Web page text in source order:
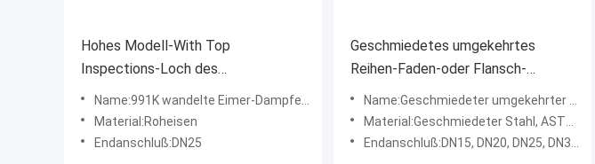
Hohes Modell-With Top
Inspections-Loch des
Vielseitigkeits-Dampfentlüfter-
991K mit Sicherheitsventil
Name:991K wandelte Eimer-Dampfentlüfter mit Sicherheitsventil um
Material:Roheisen
Endanschluß:DN25
Geschmiedetes umgekehrtes
Reihen-Faden-oder Flansch-
Stahlende des Eimer-
Dampfentlüfter-642 - 646
Name:Geschmiedeter umgekehrter Eimer-StahlDampfentlüfter
Material:Geschmiedeter Stahl, ASTM A105. WCB
Endanschluß:DN15, DN20, DN25, DN32, DN40